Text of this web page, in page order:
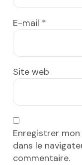
E-mail *
Site web
Enregistrer
dans le
commentaire.